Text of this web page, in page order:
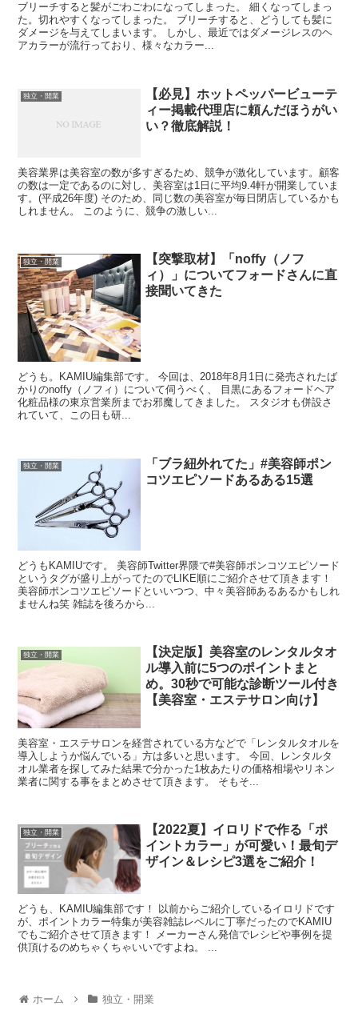
ブリーチすると髪がごわごわになってしまった。 細くなってしまっ
た。切れやすくなってしまった。 ブリーチすると、どうしても髪に
ダメージを与えてしまいます。 しかし、最近ではダメージレスのヘ
アカラーが流行っており、様々なカラー...
独立・開業
【必見】ホットペッパービューテ
ィー掲載代理店に頼んだほうがい
い？徹底解説！
美容業界は美容室の数が多すぎるため、競争が激化しています。顧客
の数は一定であるのに対し、美容室は1日に平均9.4軒が開業していま
す。(平成26年度) そのため、同じ数の美容室が毎日閉店しているかも
しれません。 このように、競争の激しい...
独立・開業
【突撃取材】「noffy（ノフ
ィ）」についてフォードさんに直
接聞いてきた
どうも。KAMIU編集部です。 今回は、2018年8月1日に発売されたば
かりのnoffy（ノフィ）について伺うべく、 目黒にあるフォードヘア
化粧品様の東京営業所までお邪魔してきました。 スタジオも併設さ
れていて、この日も研...
独立・開業
「ブラ紐外れてた」#美容師ポン
コツエピソードあるある15選
どうもKAMIUです。 美容師Twitter界隈で#美容師ポンコツエピソード
というタグが盛り上がってたのでLIKE順にご紹介させて頂きます！
美容師ポンコツエピソードといいつつ、中々美容師あるあるかもしれ
ませんね笑 雑誌を後ろから...
独立・開業
【決定版】美容室のレンタルタオ
ル導入前に5つのポイントまと
め。30秒で可能な診断ツール付き
【美容室・エステサロン向け】
美容室・エステサロンを経営されている方などで「レンタルタオルを
導入しようか悩んでいる」方は多いと思います。 今回、レンタルタ
オル業者を探してみた結果で分かった1枚あたりの価格相場やリネン
業者に関する事をまとめさせて頂きます。 そもそ...
独立・開業
【2022夏】イロリドで作る「ポ
イントカラー」が可愛い！最旬デ
ザイン＆レシピ3選をご紹介！
どうも、KAMIU編集部です！ 以前からご紹介しているイロリドです
が、ポイントカラー特集が美容雑誌レベルに丁寧だったのでKAMIU
でもご紹介させて頂きます！ メーカーさん発信でレシピや事例を提
供頂けるのめちゃくちゃいいですよね。 ...
ホーム 独立・開業